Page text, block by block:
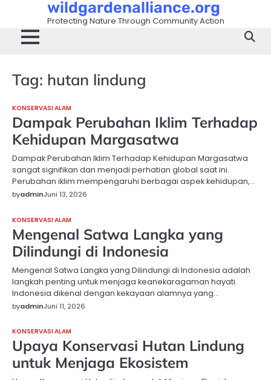
content
wildgardenalliance.org
Protecting Nature Through Community Action
Tag: hutan lindung
KONSERVASI ALAM
Dampak Perubahan Iklim Terhadap
Kehidupan Margasatwa
Dampak Perubahan Iklim Terhadap Kehidupan Margasatwa
sangat signifikan dan menjadi perhatian global saat ini.
Perubahan iklim mempengaruhi berbagai aspek kehidupan,…
byadminJuni 13, 2026
KONSERVASI ALAM
Mengenal Satwa Langka yang
Dilindungi di Indonesia
Mengenal Satwa Langka yang Dilindungi di Indonesia adalah
langkah penting untuk menjaga keanekaragaman hayati.
Indonesia dikenal dengan kekayaan alamnya yang…
byadminJuni 11, 2026
KONSERVASI ALAM
Upaya Konservasi Hutan Lindung
untuk Menjaga Ekosistem